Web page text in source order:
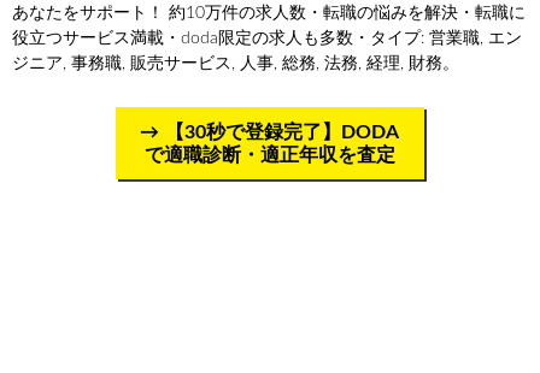
あなたをサポート！ 約10万件の求人数・転職の悩みを解決・転職に
役立つサービス満載・doda限定の求人も多数・タイプ: 営業職, エン
ジニア, 事務職, 販売サービス, 人事, 総務, 法務, 経理, 財務。
【30秒で登録完了】DODA
で適職診断・適正年収を査定